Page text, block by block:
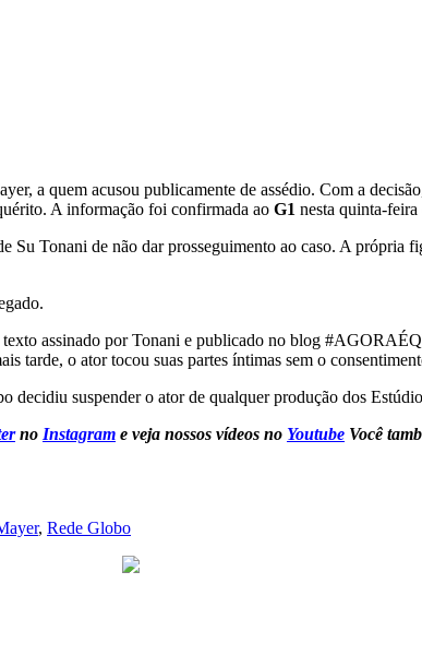
a quem acusou publicamente de assédio. Com a
A informação foi confirmada ao G1 nesta quinta-feira
Tonani de não dar prosseguimento ao caso. A própria
assinado por Tonani e publicado no blog
tarde, o ator tocou suas partes íntimas sem o
suspender o ator de qualquer produção dos
no Instagram e veja nossos vídeos no Youtube Você
, Rede Globo